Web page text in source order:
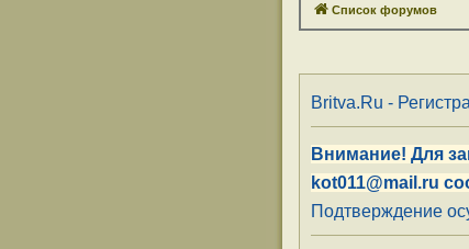
Список форумов
Britva.Ru -
Внимание! Для
kot011@mail.ru
Подтверждение